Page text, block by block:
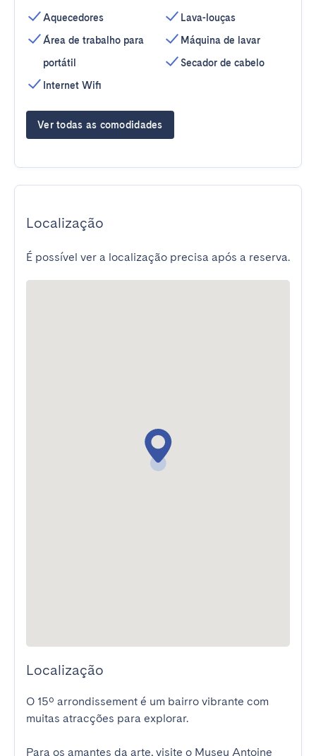
Aquecedores
Área de trabalho para
portátil
Internet Wifi
Lava-louças
Máquina de lavar
Secador de cabelo
Ver todas as comodidades
Localização
É possível ver a localização precisa após a reserva.
Localização
O 15º arrondissement é um bairro vibrante com
muitas atracções para explorar.
Para os amantes da arte, visite o Museu Antoine